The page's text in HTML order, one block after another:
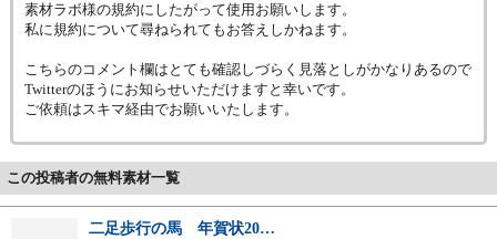
素材ラボ様の規約にしたがって使用お願いします。
私に規約について尋ねられてもお答えしかねます。
こちらのコメント欄はとても確認しづらく見落としがかなりあるので
Twitterのほうにお知らせいただけますと幸いです。
ご依頼はスキマ経由でお願いいたします。
この投稿者の無料素材一覧
二足歩行の馬 年賀状20…